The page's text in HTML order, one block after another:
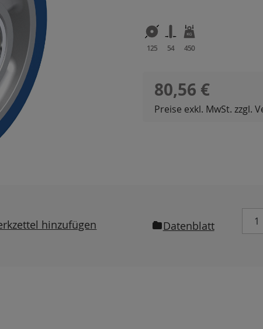
125 54 450
Regulärer Preis:
80,56 €
Preise exkl. MwSt. zzgl.
hinzufügen Datenblatt